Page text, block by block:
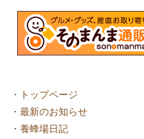
・
トップページ
・ 最新のお知らせ
・ 養蜂場日記